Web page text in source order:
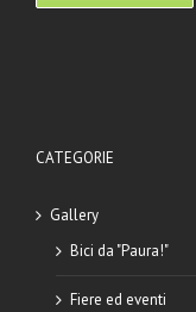
CATEGORIE
Gallery
Bici da "Paura!"
Fiere ed eventi